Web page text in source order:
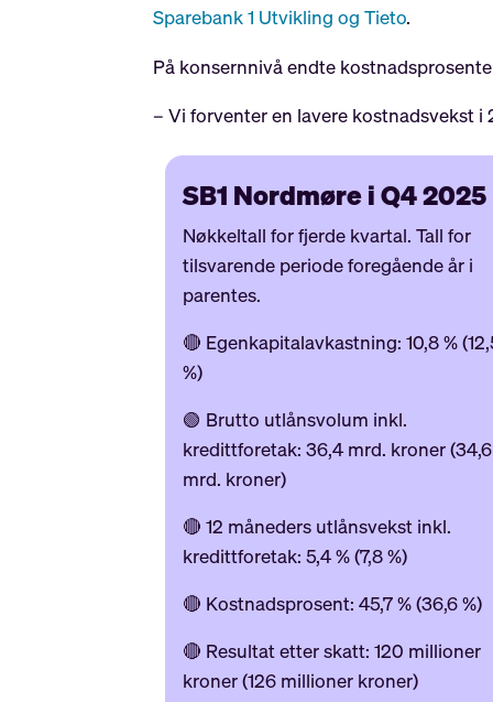
Sparebank 1 Utvikling og Tieto.
På konsernnivå endte
– Vi forventer en lavere kostnadsvekst
SB1 Nordmøre i Q4 2025
Nøkkeltall for fjerde kvartal. Tall for
tilsvarende periode foregående år i
parentes.
🔴 Egenkapitalavkastning: 10,8 %
%)
🟢 Brutto utlånsvolum inkl.
kredittforetak: 36,4 mrd. kroner (34,6
mrd. kroner)
🔴 12 måneders utlånsvekst inkl.
kredittforetak: 5,4 % (7,8 %)
🔴 Kostnadsprosent: 45,7 % (36,6 %)
🔴 Resultat etter skatt: 120 millioner
kroner (126 millioner kroner)